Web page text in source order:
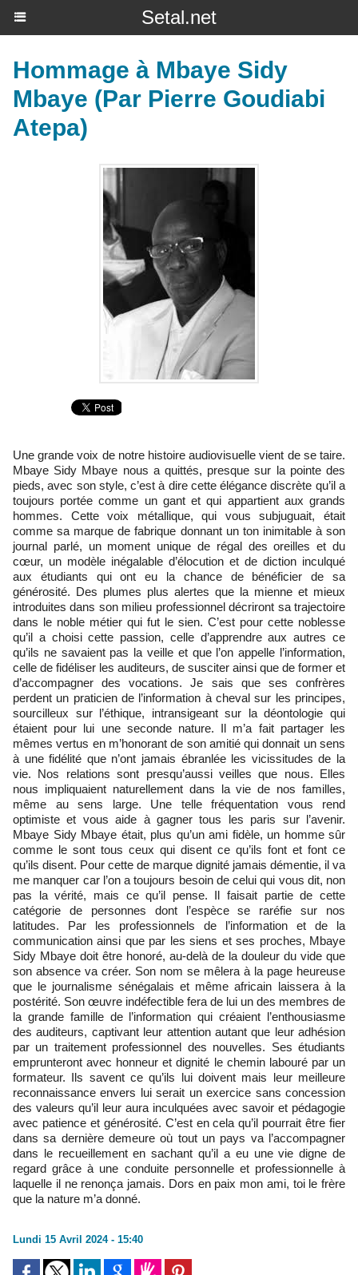
Setal.net
Hommage à Mbaye Sidy
Mbaye (Par Pierre Goudiabi
Atepa)
Une grande voix de notre histoire audiovisuelle vient de se taire.
Mbaye Sidy Mbaye nous a quittés, presque sur la pointe des
pieds, avec son style, c’est à dire cette élégance discrète qu’il a
toujours portée comme un gant et qui appartient aux grands
hommes. Cette voix métallique, qui vous subjuguait, était
comme sa marque de fabrique donnant un ton inimitable à son
journal parlé, un moment unique de régal des oreilles et du
cœur, un modèle inégalable d’élocution et de diction inculqué
aux étudiants qui ont eu la chance de bénéficier de sa
générosité. Des plumes plus alertes que la mienne et mieux
introduites dans son milieu professionnel décriront sa trajectoire
dans le noble métier qui fut le sien. C’est pour cette noblesse
qu’il a choisi cette passion, celle d’apprendre aux autres ce
qu’ils ne savaient pas la veille et que l’on appelle l’information,
celle de fidéliser les auditeurs, de susciter ainsi que de former et
d’accompagner des vocations. Je sais que ses confrères
perdent un praticien de l’information à cheval sur les principes,
sourcilleux sur l’éthique, intransigeant sur la déontologie qui
étaient pour lui une seconde nature. Il m’a fait partager les
mêmes vertus en m’honorant de son amitié qui donnait un sens
à une fidélité que n’ont jamais ébranlée les vicissitudes de la
vie. Nos relations sont presqu’aussi veilles que nous. Elles
nous impliquaient naturellement dans la vie de nos familles,
même au sens large. Une telle fréquentation vous rend
optimiste et vous aide à gagner tous les paris sur l’avenir.
Mbaye Sidy Mbaye était, plus qu’un ami fidèle, un homme sûr
comme le sont tous ceux qui disent ce qu’ils font et font ce
qu’ils disent. Pour cette de marque dignité jamais démentie, il va
me manquer car l’on a toujours besoin de celui qui vous dit, non
pas la vérité, mais ce qu’il pense. Il faisait partie de cette
catégorie de personnes dont l’espèce se raréfie sur nos
latitudes. Par les professionnels de l’information et de la
communication ainsi que par les siens et ses proches, Mbaye
Sidy Mbaye doit être honoré, au-delà de la douleur du vide que
son absence va créer. Son nom se mêlera à la page heureuse
que le journalisme sénégalais et même africain laissera à la
postérité. Son œuvre indéfectible fera de lui un des membres de
la grande famille de l’information qui créaient l’enthousiasme
des auditeurs, captivant leur attention autant que leur adhésion
par un traitement professionnel des nouvelles. Ses étudiants
emprunteront avec honneur et dignité le chemin labouré par un
formateur. Ils savent ce qu’ils lui doivent mais leur meilleure
reconnaissance envers lui serait un exercice sans concession
des valeurs qu’il leur aura inculquées avec savoir et pédagogie
avec patience et générosité. C’est en cela qu’il pourrait être fier
dans sa dernière demeure où tout un pays va l’accompagner
dans le recueillement en sachant qu’il a eu une vie digne de
regard grâce à une conduite personnelle et professionnelle à
laquelle il ne renonça jamais. Dors en paix mon ami, toi le frère
que la nature m’a donné.
Lundi 15 Avril 2024 - 15:40